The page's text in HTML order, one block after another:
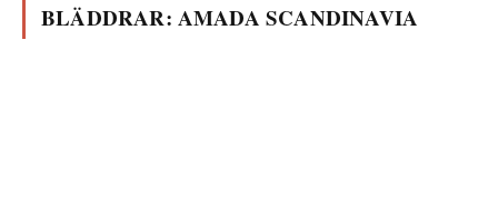
BLÄDDRAR: AMADA SCANDINAVIA